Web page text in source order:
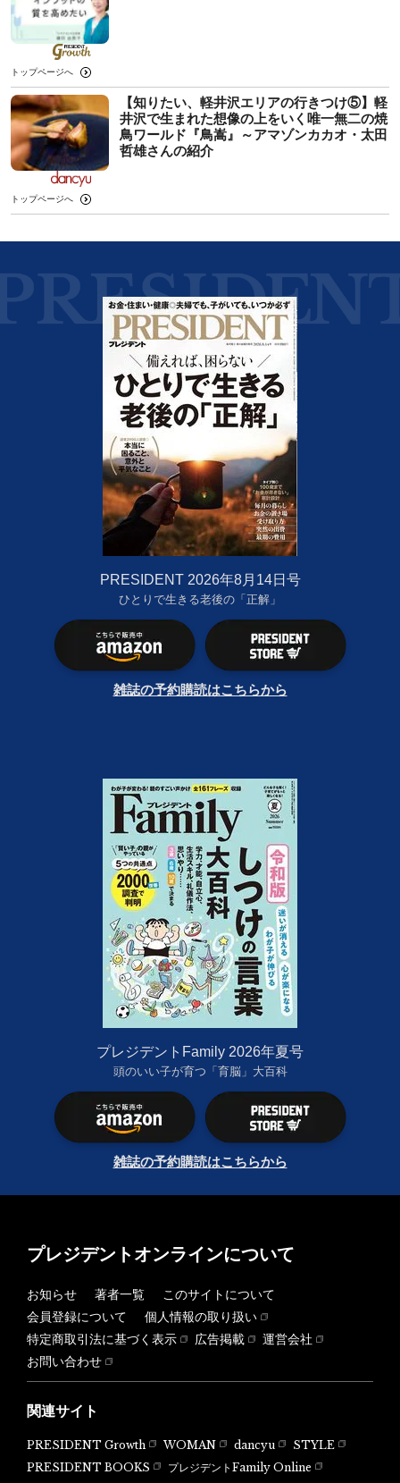
トップページへ
【知りたい、軽井沢エリアの行きつけ⑤】軽
井沢で生まれた想像の上をいく唯一無二の焼
鳥ワールド『鳥嵩』～アマゾンカカオ・太田
哲雄さんの紹介
トップページへ
PRESIDENT 2026年8月14日号
ひとりで生きる老後の「正解」
雑誌の予約購読はこちらから
プレジデントFamily 2026年夏号
頭のいい子が育つ「育脳」大百科
雑誌の予約購読はこちらから
プレジデントオンラインについて
お知らせ 著者一覧
このサイトについて
会員登録について
個人情報の取り扱い
特定商取引法に基づく表示
広告掲載
運営会社
お問い合わせ
関連サイト
PRESIDENT Growth WOMAN dancyu
STYLE
PRESIDENT BOOKS
プレジデントFamily Online